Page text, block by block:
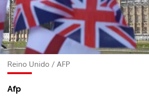
Reino Unido / AFP
Afp